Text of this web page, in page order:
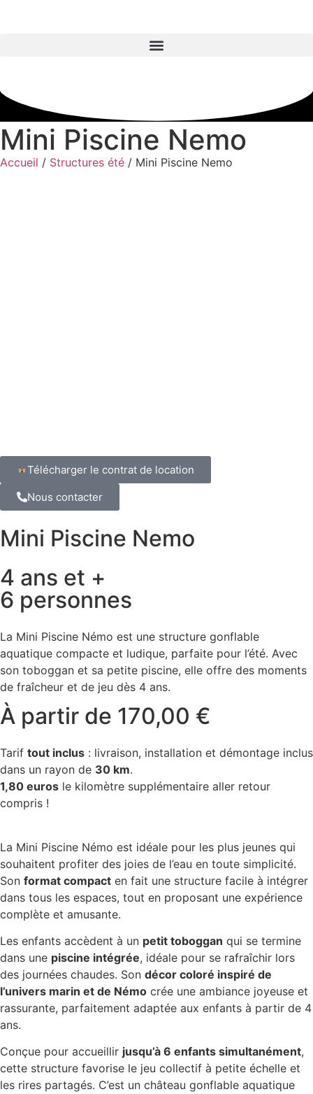
Mini Piscine Nemo
Accueil / Structures été / Mini Piscine Nemo
Télécharger le contrat de location
Nous contacter
Mini Piscine Nemo
4 ans et +
6 personnes
La Mini Piscine Némo est une structure gonflable
aquatique compacte et ludique, parfaite pour l’été. Avec
son toboggan et sa petite piscine, elle offre des moments
de fraîcheur et de jeu dès 4 ans.
À partir de 170,00 €
Tarif tout inclus : livraison, installation et démontage inclus
dans un rayon de 30 km.
1,80 euros le kilomètre supplémentaire aller retour
compris !
La Mini Piscine Némo est idéale pour les plus jeunes qui
souhaitent profiter des joies de l’eau en toute simplicité.
Son format compact en fait une structure facile à intégrer
dans tous les espaces, tout en proposant une expérience
complète et amusante.
Les enfants accèdent à un petit toboggan qui se termine
dans une piscine intégrée, idéale pour se rafraîchir lors
des journées chaudes. Son décor coloré inspiré de
l’univers marin et de Némo crée une ambiance joyeuse et
rassurante, parfaitement adaptée aux enfants à partir de 4
ans.
Conçue pour accueillir jusqu’à 6 enfants simultanément,
cette structure favorise le jeu collectif à petite échelle et
les rires partagés. C’est un château gonflable aquatique